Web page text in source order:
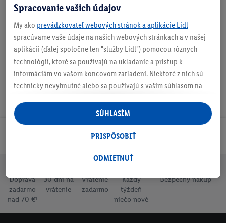
O produkte
Odoberaj Newsletter!
Doprava
zadarmo
nad 70 €¹
30 dní na
vrátenie
Vrátenie
zadarmo
Každý
týždeň
niečo nové
Bezpečný nákup
Spracovanie vašich údajov
My ako prevádzkovateľ webových stránok a aplikácie Lidl
spracúvame vaše údaje na našich webových stránkach a v našej
aplikácii (ďalej spoločne len "služby Lidl") pomocou rôznych
technológií, ktoré sa používajú na ukladanie a prístup k
informáciám vo vašom koncovom zariadení. Niektoré z nich sú
technicky nevyhnutné alebo sa používajú s vaším súhlasom na
personalizovanú reklamu v rámci služieb Lidl aj mimo nich. Ak
ste účastníkom programu Lidl Plus, na tieto účely sa spracúvajú
aj údaje z vášho nákupného správania v obchode.
následne si vytvoríte účet Lidl Plus alebo sa prihlásite do svojho
tiež vytvoriť špeciálny online identifikátor z e-mailovej adresy,
ktorú tam uvediete, aby sme vás mohli rozpoznať v službách
ODMIETNUŤ
PRISPÔSOBIŤ
SÚHLASÍM